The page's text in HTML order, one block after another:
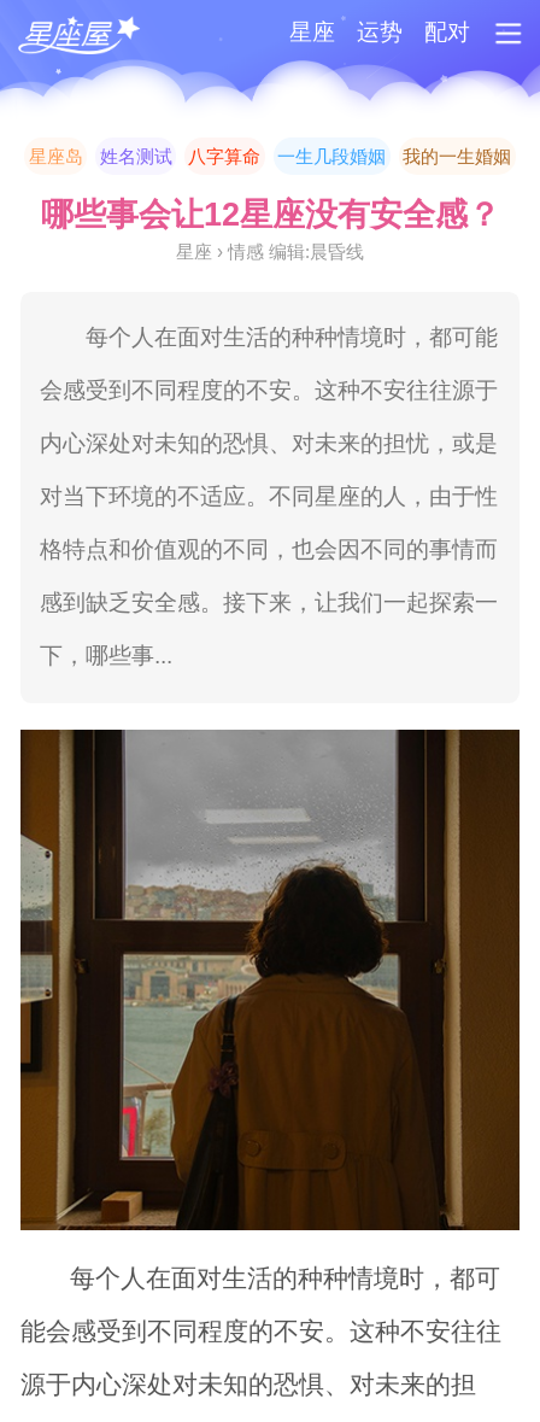
星座 运势 配对
星座岛 姓名测试 八字算命 一生几段婚姻 我的一生婚姻
哪些事会让12星座没有安全感？
星座 › 情感 编辑:晨昏线
每个人在面对生活的种种情境时，都可能
会感受到不同程度的不安。这种不安往往源于
内心深处对未知的恐惧、对未来的担忧，或是
对当下环境的不适应。不同星座的人，由于性
格特点和价值观的不同，也会因不同的事情而
感到缺乏安全感。接下来，让我们一起探索一
下，哪些事...
每个人在面对生活的种种情境时，都可
能会感受到不同程度的不安。这种不安往往
源于内心深处对未知的恐惧、对未来的担